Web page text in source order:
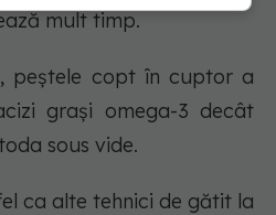
mult timp.
peștele copt în cuptor a
grași omega-3 decât
sous vide.
ca alte tehnici de gătit la